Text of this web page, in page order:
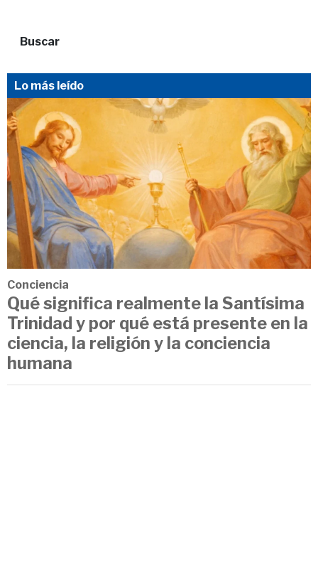
Buscar
Lo más leído
Conciencia
Qué significa realmente la Santísima
Trinidad y por qué está presente en la
ciencia, la religión y la conciencia
humana